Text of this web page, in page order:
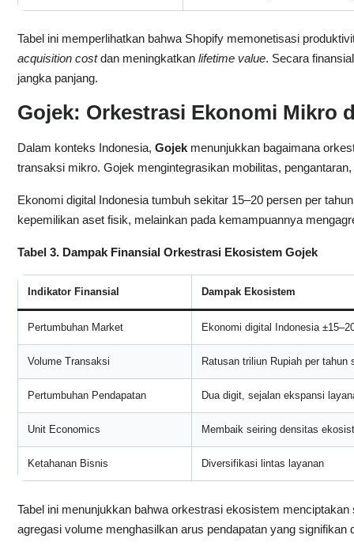
Tabel ini memperlihatkan bahwa Shopify memonetisasi
acquisition costdan meningkatkan lifetime value. Secara
jangka panjang.
Gojek: Orkestrasi Ekonomi Mikro
Dalam konteks Indonesia, Gojekmenunjukkan bagaimana
transaksi mikro. Gojek mengintegrasikan mobilitas,
Ekonomi digital Indonesia tumbuh sekitar 15–20 persen per
kepemilikan aset fisik, melainkan pada kemampuannya
Tabel 3. Dampak Finansial Orkestrasi Ekosistem Gojek
Indikator Finansial Dampak Ekosistem
Pertumbuhan Market Ekonomi digital Indonesia
Volume Transaksi Ratusan triliun Rupiah per tahun
Pertumbuhan Pendapatan Dua digit, sejalan ekspansi
Unit Economics Membaik seiring densitas
Ketahanan Bisnis Diversifikasi lintas layanan
Tabel ini menunjukkan bahwa orkestrasi ekosistem
agregasi volume menghasilkan arus pendapatan yang signifikan